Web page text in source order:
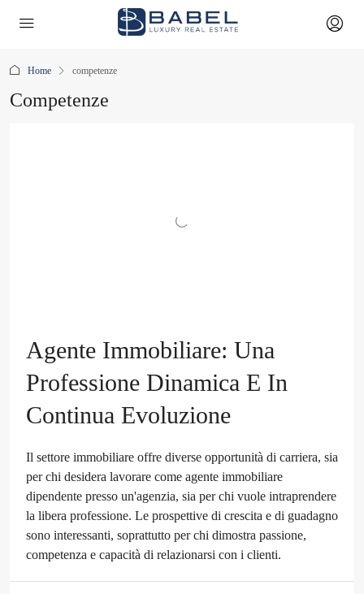
Home competenze
Competenze
Agente Immobiliare: Una
Professione Dinamica E In
Continua Evoluzione
Il settore immobiliare offre diverse opportunità di carriera, sia
per chi desidera lavorare come agente immobiliare
dipendente presso un'agenzia, sia per chi vuole intraprendere
la libera professione. Le prospettive di crescita e di guadagno
sono interessanti, soprattutto per chi dimostra passione,
competenza e capacità di relazionarsi con i clienti.